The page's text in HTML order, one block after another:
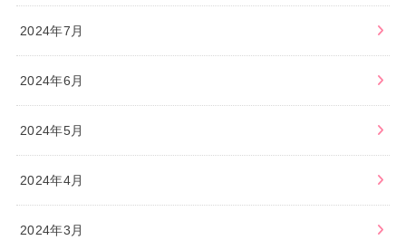
2024年7月
2024年6月
2024年5月
2024年4月
2024年3月